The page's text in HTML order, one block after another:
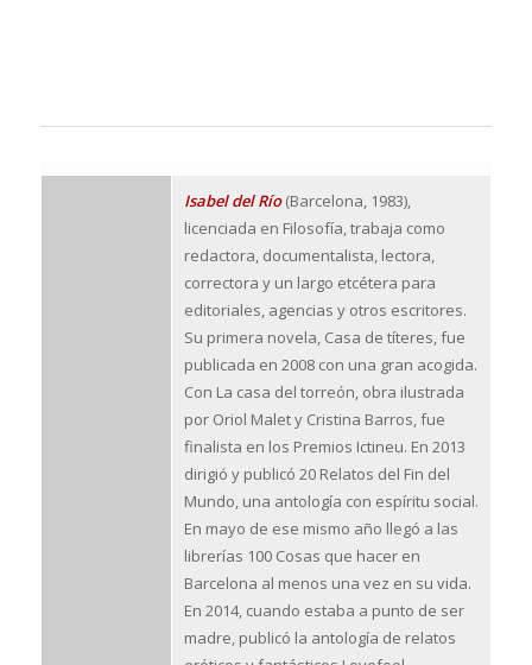
Isabel del Río(Barcelona, 1983),
licenciada en Filosofía, trabaja como
redactora, documentalista, lectora,
correctora y un largo etcétera para
editoriales, agencias y otros escritores.
Su primera novela, Casa de títeres, fue
publicada en 2008 con una gran acogida.
Con La casa del torreón, obra ilustrada
por Oriol Malet y Cristina Barros, fue
finalista en los Premios Ictineu. En 2013
dirigió y publicó 20 Relatos del Fin del
Mundo, una antología con espíritu social.
En mayo de ese mismo año llegó a las
librerías 100 Cosas que hacer en
Barcelona al menos una vez en su vida.
En 2014, cuando estaba a punto de ser
madre, publicó la antología de relatos